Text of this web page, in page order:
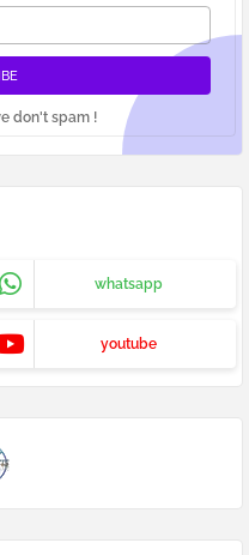
don't spam !
whatsapp
youtube